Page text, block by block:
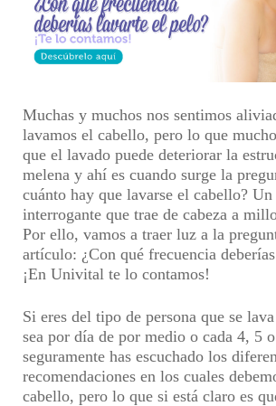
Muchas y muchos nos sentimos
lavamos el cabello, pero lo que
que el lavado puede deteriorar la
melena y ahí es cuando surge la
cuánto hay que lavarse el cabello? Un
interrogante que trae de cabeza a
Por ello, vamos a traer luz a la
artículo: ¿Con qué frecuencia
¡En Univital te lo contamos!
Si eres del tipo de persona que se
sea por día de por medio o cada 4, 5
seguramente has escuchado los
recomendaciones en los cuales
cabello, pero lo que si está claro es